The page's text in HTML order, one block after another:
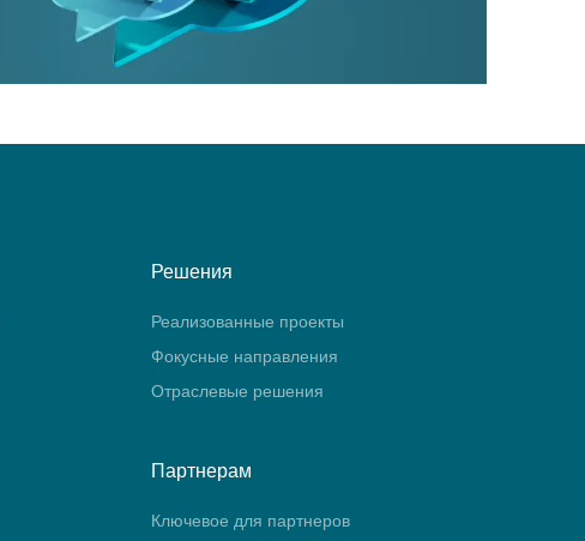
Решения
Реализованные проекты
Фокусные направления
Отраслевые решения
Партнерам
Ключевое для партнеров